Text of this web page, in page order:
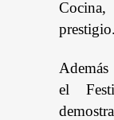
prestigio.
el